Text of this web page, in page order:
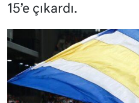
15’e çıkardı.